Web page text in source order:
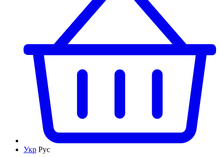
Укр Рус